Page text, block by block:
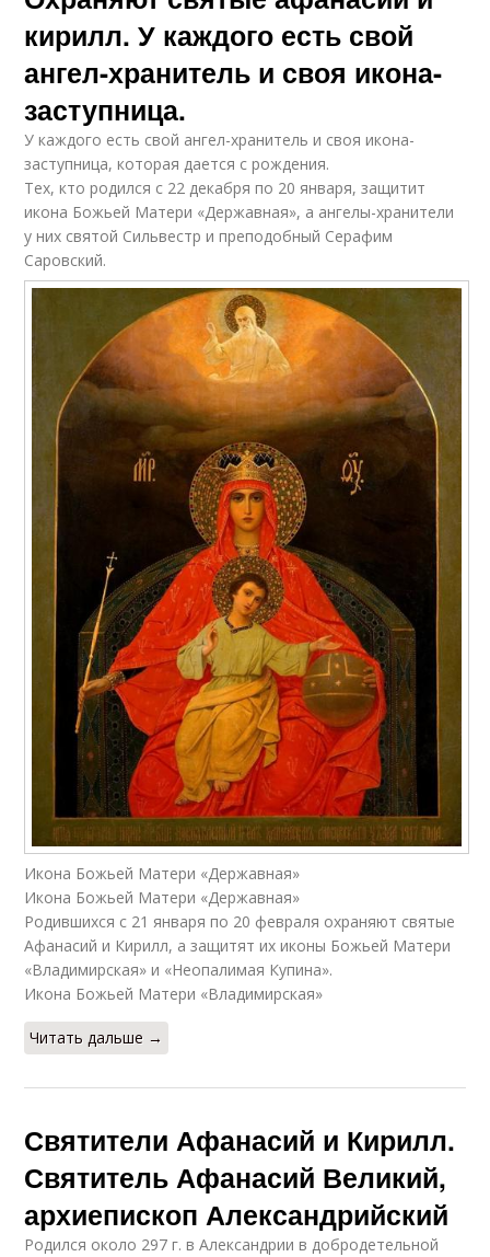
кирилл. У каждого есть свой
ангел-хранитель и своя икона-
заступница.
У каждого есть свой ангел-хранитель и своя икона-
заступница, которая дается с рождения.
Тех, кто родился с 22 декабря по 20 января, защитит
икона Божьей Матери «Державная», а ангелы-хранители
у них святой Сильвестр и преподобный Серафим
Саровский.
Икона Божьей Матери «Державная»
Икона Божьей Матери «Державная»
Родившихся с 21 января по 20 февраля охраняют святые
Афанасий и Кирилл, а защитят их иконы Божьей Матери
«Владимирская» и «Неопалимая Купина».
Икона Божьей Матери «Владимирская»
Читать дальше →
Святители Афанасий и Кирилл.
Святитель Афанасий Великий,
архиепископ Александрийский
Родился около 297 г. в Александрии в добродетельной